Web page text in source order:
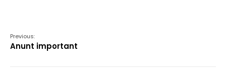
Previous:
Anunt important